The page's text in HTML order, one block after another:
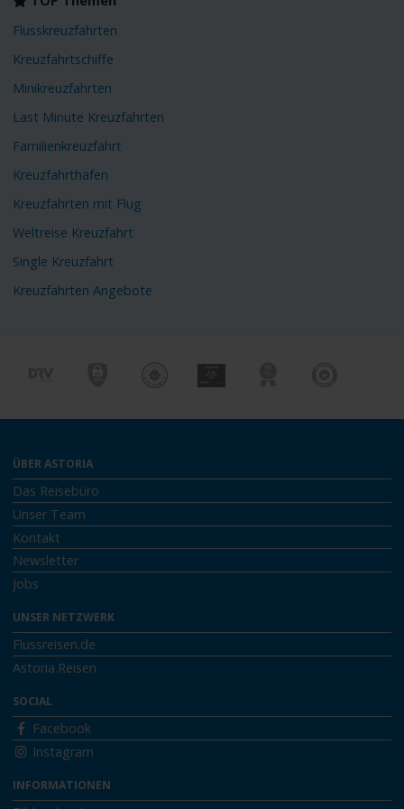
Flusskreuzfahrten
Kreuzfahrtschiffe
Minikreuzfahrten
Last Minute Kreuzfahrten
Familienkreuzfahrt
Kreuzfahrthäfen
Kreuzfahrten mit Flug
Weltreise Kreuzfahrt
Single Kreuzfahrt
Kreuzfahrten Angebote
ÜBER ASTORIA
Das Reisebüro
Unser Team
Kontakt
Newsletter
Jobs
UNSER NETZWERK
Flussreisen.de
Astoria.Reisen
SOCIAL
Facebook
Instagram
INFORMATIONEN